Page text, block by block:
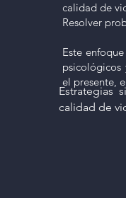
calidad de
Resolver
Este
psicológicos
el presente,
Estrategias
calidad de